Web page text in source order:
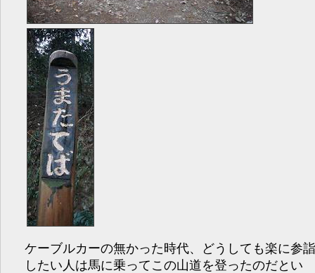
ケーブルカーの無かった時代、どうしても楽に参
したい人は馬に乗ってこの山道を登ったのだとい